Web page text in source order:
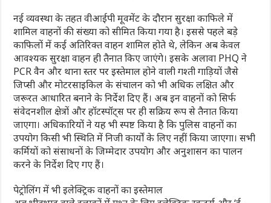
नई व्यवस्था के तहत वीआईपी मूवमेंट के दौरान सुरक्षा काफिले में
शामिल वाहनों की संख्या को सीमित किया गया है। इससे पहले बड़े
काफिलों में कई अतिरिक्त वाहन शामिल होते थे, लेकिन अब केवल
आवश्यक सुरक्षा वाहन ही तैनात किए जाएंगे। इसके अलावा PHQ ने
PCR वैन और थाना स्तर पर इस्तेमाल होने वाली गश्ती गाड़ियों जैसे
जिप्सी और मोटरसाइकिल के संचालन को भी अधिक लक्षित और
जरूरत आधारित बनाने के निर्देश दिए हैं। अब इन वाहनों को सिर्फ
संवेदनशील क्षेत्रों और हॉटस्पॉट्स पर ही सक्रिय रूप से तैनात किया
जाएगा। अधिकारियों ने यह भी स्पष्ट किया है कि पुलिस वाहनों का
उपयोग किसी भी स्थिति में निजी कार्यों के लिए नहीं किया जाएगा। सभी
कर्मियों को संसाधनों के जिम्मेदार उपयोग और अनुशासन का पालन
करने के निर्देश दिए गए हैं।
पेट्रोलिंग में भी इलेक्ट्रिक वाहनों का इस्तेमाल